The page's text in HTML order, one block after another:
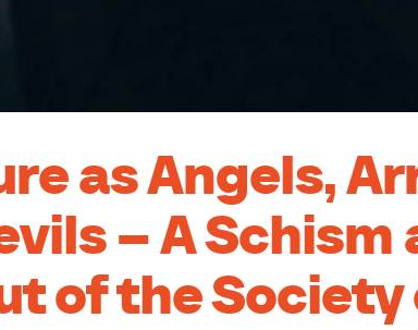
as Angels,
– A Schism
of the Society